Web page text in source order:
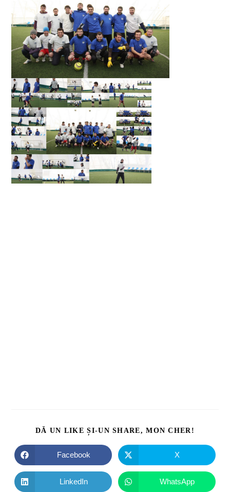
DĂ UN LIKE ȘI-UN SHARE, MON CHER!
Facebook X
LinkedIn WhatsApp